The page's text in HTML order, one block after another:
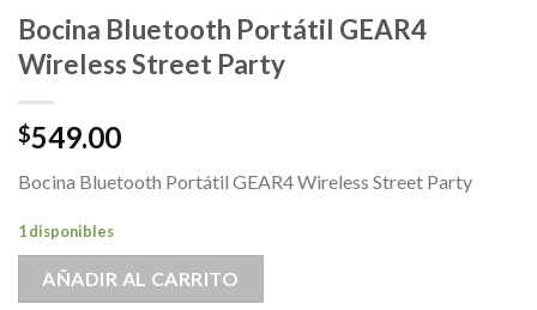
Bocina Bluetooth Portátil GEAR4
Wireless Street Party
$549.00
Bocina Bluetooth Portátil GEAR4 Wireless Street Party
1 disponibles
AÑADIR AL CARRITO